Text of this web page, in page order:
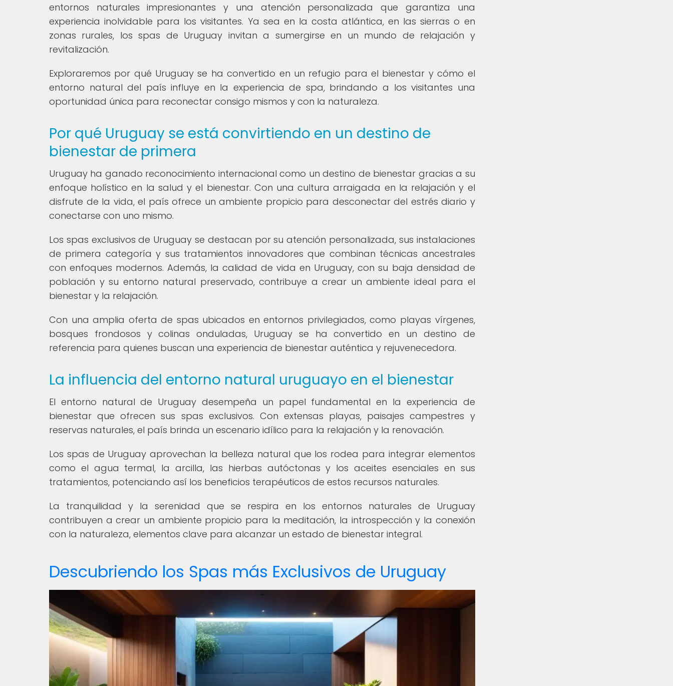
entornos naturales impresionantes y una atención personalizada que garantiza una
experiencia inolvidable para los visitantes. Ya sea en la costa atlántica, en las sierras o en
zonas rurales, los spas de Uruguay invitan a sumergirse en un mundo de relajación y
revitalización.
Exploraremos por qué Uruguay se ha convertido en un refugio para el bienestar y cómo el
entorno natural del país influye en la experiencia de spa, brindando a los visitantes una
oportunidad única para reconectar consigo mismos y con la naturaleza.
Por qué Uruguay se está convirtiendo en un destino de
bienestar de primera
Uruguay ha ganado reconocimiento internacional como un destino de bienestar gracias a su
enfoque holístico en la salud y el bienestar. Con una cultura arraigada en la relajación y el
disfrute de la vida, el país ofrece un ambiente propicio para desconectar del estrés diario y
conectarse con uno mismo.
Los spas exclusivos de Uruguay se destacan por su atención personalizada, sus instalaciones
de primera categoría y sus tratamientos innovadores que combinan técnicas ancestrales
con enfoques modernos. Además, la calidad de vida en Uruguay, con su baja densidad de
población y su entorno natural preservado, contribuye a crear un ambiente ideal para el
bienestar y la relajación.
Con una amplia oferta de spas ubicados en entornos privilegiados, como playas vírgenes,
bosques frondosos y colinas onduladas, Uruguay se ha convertido en un destino de
referencia para quienes buscan una experiencia de bienestar auténtica y rejuvenecedora.
La influencia del entorno natural uruguayo en el bienestar
El entorno natural de Uruguay desempeña un papel fundamental en la experiencia de
bienestar que ofrecen sus spas exclusivos. Con extensas playas, paisajes campestres y
reservas naturales, el país brinda un escenario idílico para la relajación y la renovación.
Los spas de Uruguay aprovechan la belleza natural que los rodea para integrar elementos
como el agua termal, la arcilla, las hierbas autóctonas y los aceites esenciales en sus
tratamientos, potenciando así los beneficios terapéuticos de estos recursos naturales.
La tranquilidad y la serenidad que se respira en los entornos naturales de Uruguay
contribuyen a crear un ambiente propicio para la meditación, la introspección y la conexión
con la naturaleza, elementos clave para alcanzar un estado de bienestar integral.
Descubriendo los Spas más Exclusivos de Uruguay